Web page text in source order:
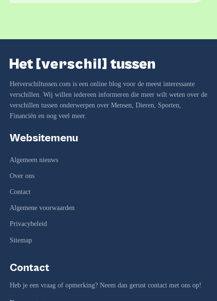
Hetverschiltussen.com is een online blog voor de meest interessante
verschillen. Wij willen iedereen informeren die meer wilt weten over de
verschillen tussen onderwerpen over Mensen, Dieren, Sporten,
Financiën en nog veel meer.
Websitemenu
Algemeen nieuws
Over ons
Contact
Algemene voorwaarden
Privacybeleid
Sitemap
Contact
Heb je een vraag of opmerking? Neem dan gerust contact met ons op!